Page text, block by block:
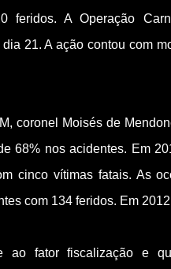
feridos. A Operação
21. A ação contou com
coronel Moisés de
68% nos acidentes. Em
cinco vítimas fatais. As
com 134 feridos. Em
ao fator fiscalização e